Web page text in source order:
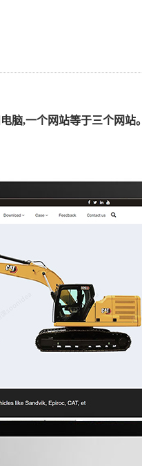
脑,一个网站等于三个网站。